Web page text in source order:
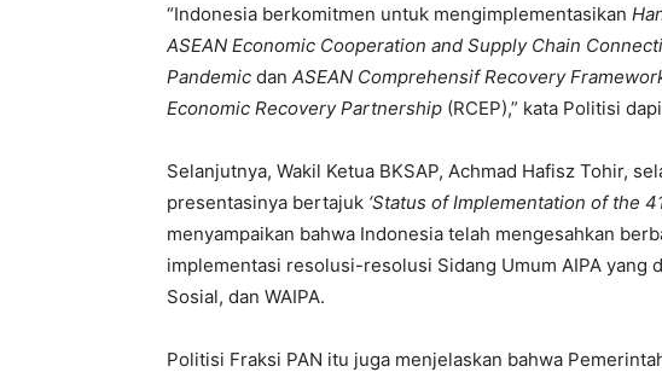
“Indonesia berkomitmen untuk mengimplementasikan
ASEAN Economic Cooperation and Supply Chain
Pandemic dan ASEAN Comprehensif Recovery
Economic Recovery Partnership (RCEP),” kata Politisi
Selanjutnya, Wakil Ketua BKSAP, Achmad Hafisz Tohir,
presentasinya bertajuk ‘Status of Implementation of the
menyampaikan bahwa Indonesia telah mengesahkan
implementasi resolusi-resolusi Sidang Umum AIPA yang
Sosial, dan WAIPA.
Politisi Fraksi PAN itu juga menjelaskan bahwa